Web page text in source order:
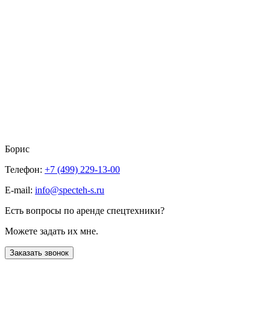
Борис
Телефон: +7 (499) 229-13-00
E-mail: info@specteh-s.ru
Есть вопросы по аренде спецтехники?
Можете задать их мне.
Заказать звонок